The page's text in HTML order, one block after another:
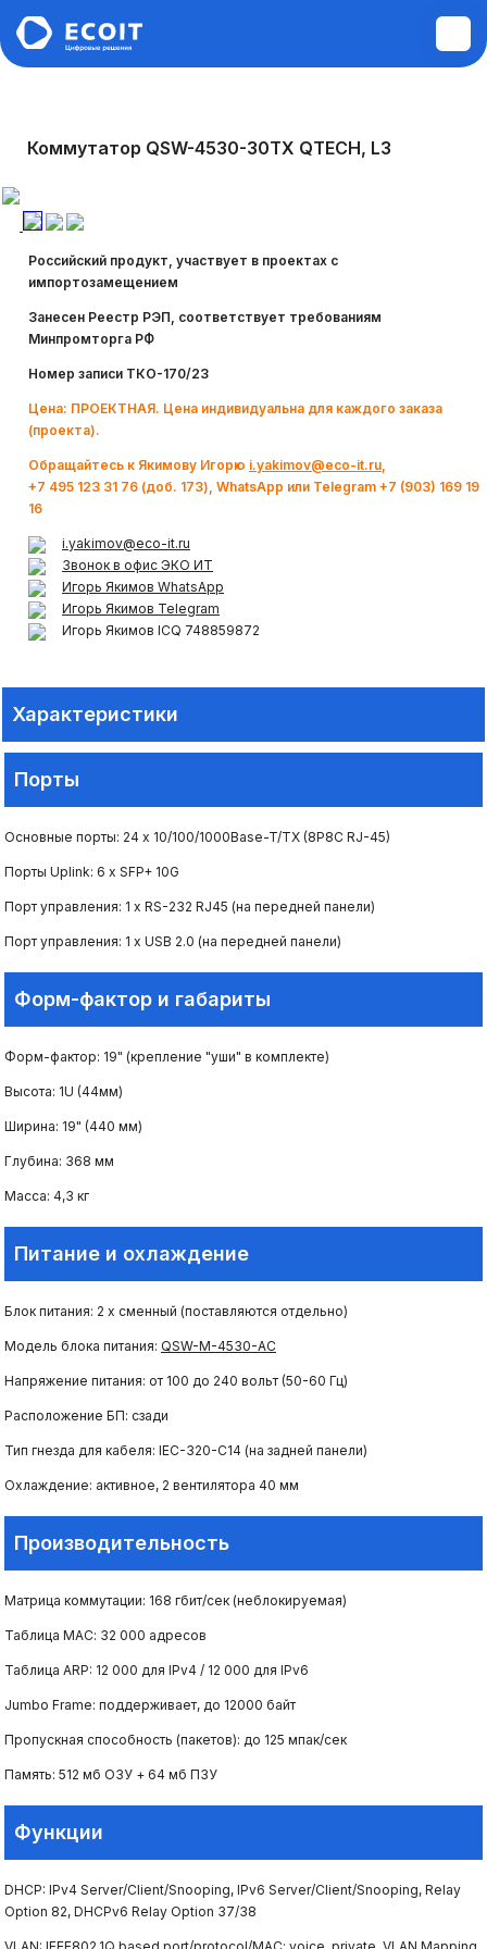
Коммутатор QSW-4530-30TX QTECH, L3
Российский продукт, участвует в проектах с
импортозамещением
Занесен Реестр РЭП, соответствует требованиям
Минпромторга РФ
Номер записи ТКО-170/23
Цена: ПРОЕКТНАЯ. Цена индивидуальна для каждого заказа
(проекта).
Обращайтесь к Якимову Игорю i.yakimov@eco-it.ru,
+7 495 123 31 76 (доб. 173), WhatsApp или Telegram +7 (903) 169 19
16
i.yakimov@eco-it.ru
Звонок в офис ЭКО ИТ
Игорь Якимов WhatsApp
Игорь Якимов Telegram
Игорь Якимов ICQ 748859872
Характеристики
Порты
Основные порты: 24 х 10/100/1000Base-T/TX (8P8C RJ-45)
Порты Uplink: 6 х SFP+ 10G
Порт управления: 1 х RS-232 RJ45 (на передней панели)
Порт управления: 1 х USB 2.0 (на передней панели)
Форм-фактор и габариты
Форм-фактор: 19" (крепление "уши" в комплекте)
Высота: 1U (44мм)
Ширина: 19" (440 мм)
Глубина: 368 мм
Масса: 4,3 кг
Питание и охлаждение
Блок питания: 2 x сменный (поставляются отдельно)
Модель блока питания: QSW-M-4530-AC
Напряжение питания: от 100 до 240 вольт (50-60 Гц)
Расположение БП: сзади
Тип гнезда для кабеля: IEC-320-C14 (на задней панели)
Охлаждение: активное, 2 вентилятора 40 мм
Производительность
Матрица коммутации: 168 гбит/сек (неблокируемая)
Таблица МАС: 32 000 адресов
Таблица ARP: 12 000 для IPv4 / 12 000 для IPv6
Jumbo Frame: поддерживает, до 12000 байт
Пропускная способность (пакетов): до 125 мпак/сек
Память: 512 мб ОЗУ + 64 мб ПЗУ
Функции
DHCP: IPv4 Server/Client/Snooping, IPv6 Server/Client/Snooping, Relay
Option 82, DHCPv6 Relay Option 37/38
работы
Диагностика и ремонт техники
Аудит инфраструктуры
Построение ЛВС, WI-FI,
Информационной безопасности,
очередью
Системы видеонаблюдения и
видеоаналитики
Структурированные кабельные
Системы контроля и управления